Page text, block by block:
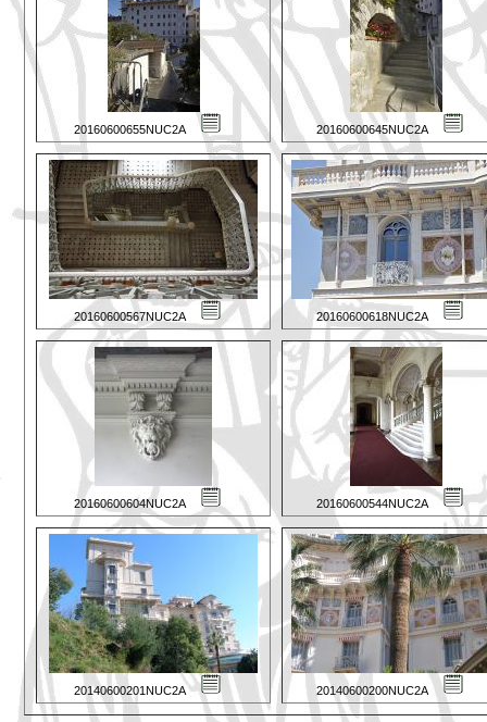
20160600655NUC2A 20160600645NUC2A
20160600567NUC2A 20160600618NUC2A
20160600604NUC2A 20160600544NUC2A
20140600201NUC2A 20140600200NUC2A